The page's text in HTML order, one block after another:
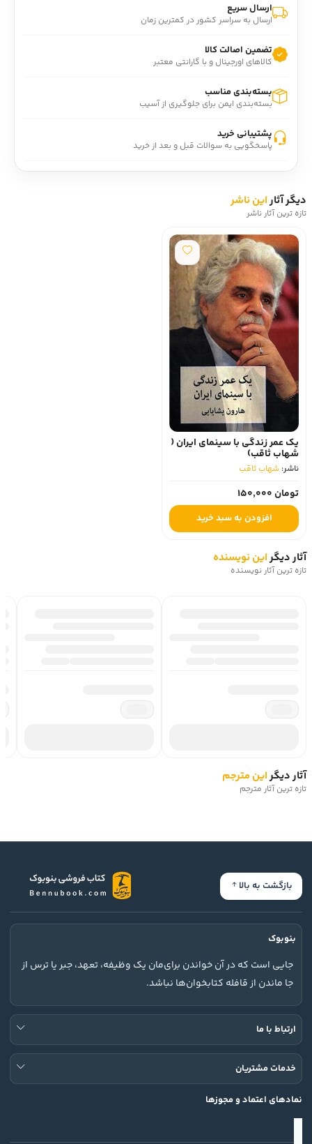
ارسال سریع
ارسال به سراسر کشور در کمترین زمان
تضمین اصالت کالا
کالاهای اورجینال و با گارانتی معتبر
بسته‌بندی مناسب
بسته‌بندی ایمن برای جلوگیری از آسیب
پشتیبانی خرید
پاسخگویی به سوالات قبل و بعد از خرید
دیگر آثاراین ناشر
تازه ترین آثار ناشر
یک عمر زندگی با سینمای ایران (
شهاب ثاقب)
ناشر: شهاب ثاقب
تومان 150,000
افزودن به سبد خرید
آثار دیگراین نویسنده
تازه ترین آثار نویسنده
آثار دیگراین مترجم
تازه ترین آثار مترجم
بازگشت به بالا
بنوبوک
جایی است که در آن خواندن برای‌مان یک وظیفه، تعهد، جبر یا ترس از
جا ماندن از قافله کتابخوان‌ها نباشد.
ارتباط با ما
خدمات مشتریان
نمادهای اعتماد و مجوزها